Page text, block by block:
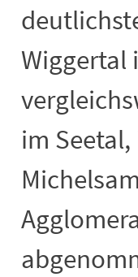
Wiggertal
im